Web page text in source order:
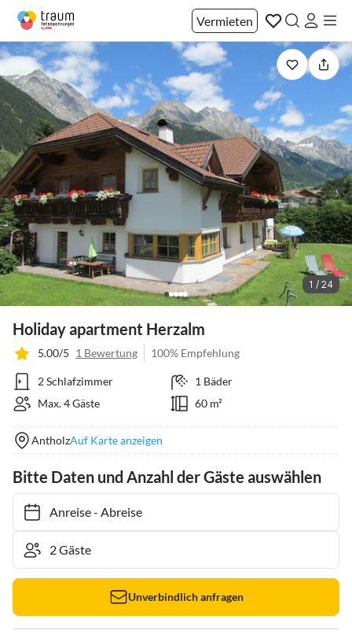
Vermieten
1 / 24
Holiday apartment Herzalm
5.00/5 1 Bewertung 100% Empfehlung
2 Schlafzimmer
1 Bäder
Max. 4 Gäste
60 m²
AntholzAuf Karte anzeigen
Bitte Daten und Anzahl der Gäste auswählen
Anreise- Abreise
Unverbindlich anfragen